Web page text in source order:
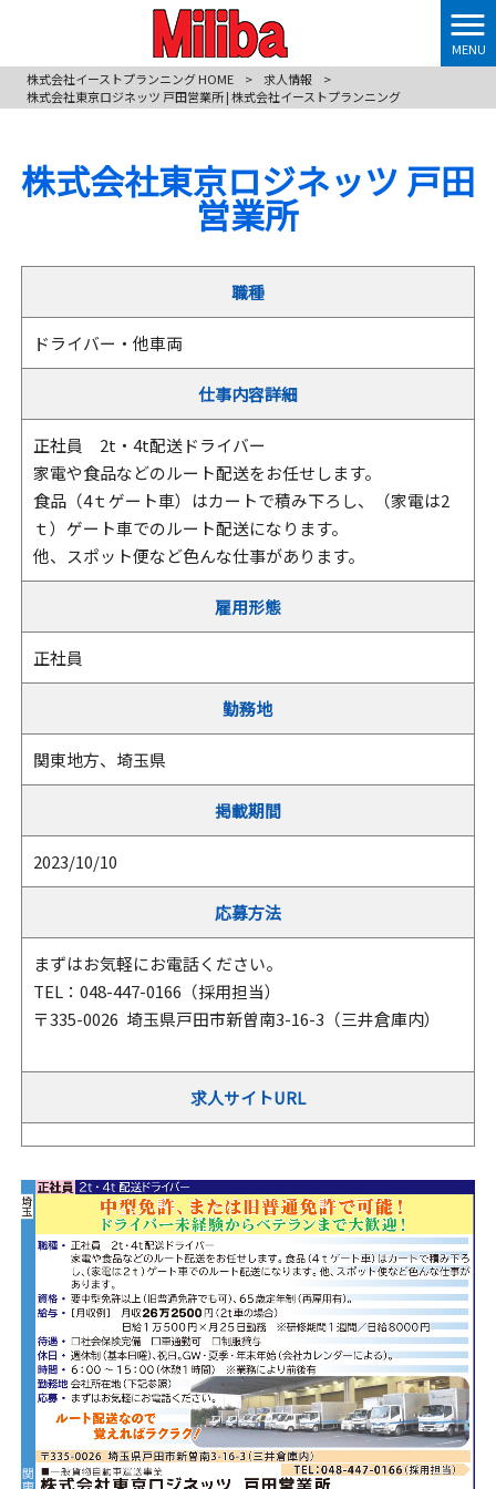
MENU
株式会社イーストプランニング HOME
> 求人情報
>
株式会社東京ロジネッツ 戸田営業所 | 株式会社イーストプランニング
株式会社東京ロジネッツ 戸田
営業所
職種
ドライバー・他車両
仕事内容詳細
正社員 2t・4t配送ドライバー
家電や食品などのルート配送をお任せします。
食品（4ｔゲート車）はカートで積み下ろし、（家電は2
ｔ）ゲート車でのルート配送になります。
他、スポット便など色んな仕事があります。
雇用形態
正社員
勤務地
関東地方、埼玉県
掲載期間
2023/10/10
応募方法
まずはお気軽にお電話ください。
TEL：048-447-0166（採用担当）
〒335-0026 埼玉県戸田市新曽南3-16-3（三井倉庫内）
求人サイトURL